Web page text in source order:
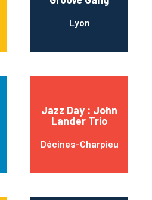
Lyon
Jazz Day : John
Lander Trio
Décines-Charpieu